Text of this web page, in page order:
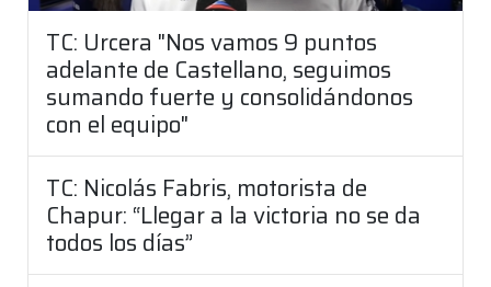
TC: Urcera "Nos vamos 9 puntos
adelante de Castellano, seguimos
sumando fuerte y consolidándonos
con el equipo"
TC: Nicolás Fabris, motorista de
Chapur: “Llegar a la victoria no se da
todos los días”